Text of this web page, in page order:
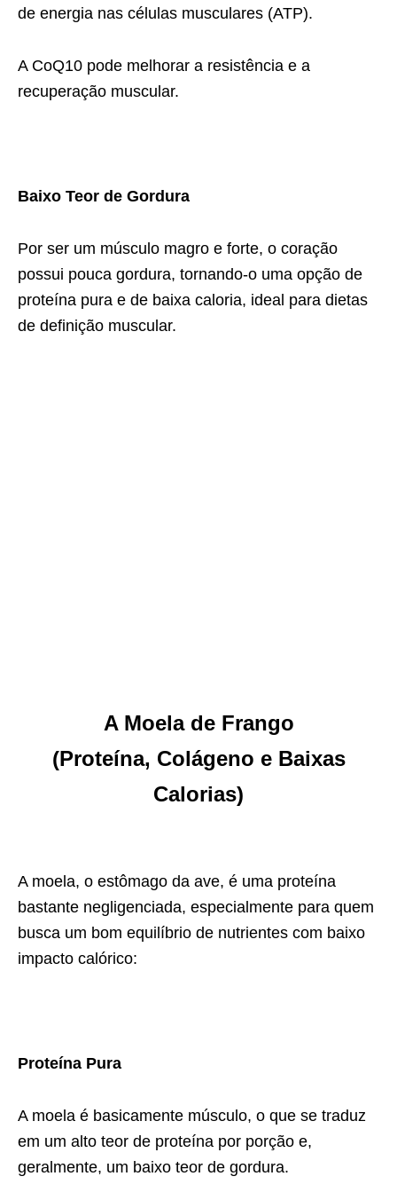
de energia nas células musculares (ATP).
A CoQ10 pode melhorar a resistência e a
recuperação muscular.
Baixo Teor de Gordura
Por ser um músculo magro e forte, o coração
possui pouca gordura, tornando-o uma opção de
proteína pura e de baixa caloria, ideal para dietas
de definição muscular.
A Moela de Frango
(Proteína, Colágeno e Baixas
Calorias)
A moela, o estômago da ave, é uma proteína
bastante negligenciada, especialmente para quem
busca um bom equilíbrio de nutrientes com baixo
impacto calórico:
Proteína Pura
A moela é basicamente músculo, o que se traduz
em um alto teor de proteína por porção e,
geralmente, um baixo teor de gordura.